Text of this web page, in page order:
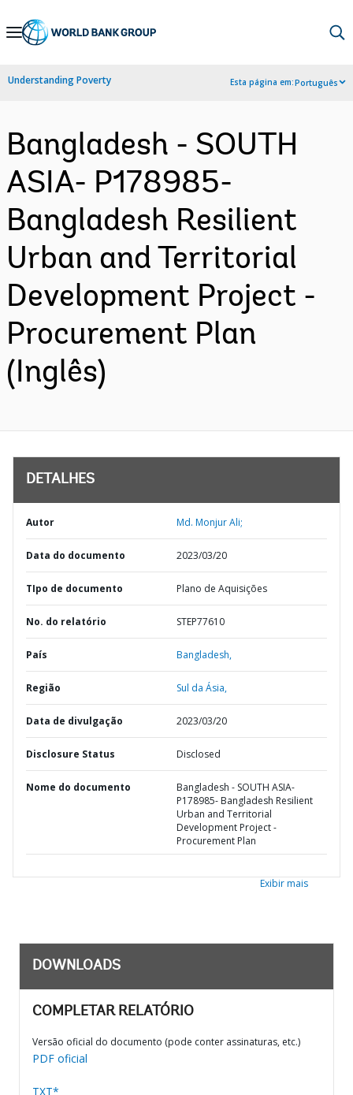
Skip
Navigation
Understanding Poverty Esta página em:Português
Bangladesh - SOUTH
ASIA- P178985-
Bangladesh Resilient
Urban and Territorial
Development Project -
Procurement Plan
(Inglês)
DETALHES
Autor Md. Monjur Ali;
Data do documento 2023/03/20
TIpo de documento Plano de Aquisições
No. do relatório STEP77610
País Bangladesh,
Região Sul da Ásia,
Data de divulgação 2023/03/20
Disclosure Status Disclosed
Nome do documento
Bangladesh - SOUTH ASIA-
P178985- Bangladesh Resilient
Urban and Territorial
Development Project -
Procurement Plan
Exibir mais
DOWNLOADS
COMPLETAR RELATÓRIO
Versão oficial do documento (pode conter assinaturas, etc.)
PDF oficial
TXT*